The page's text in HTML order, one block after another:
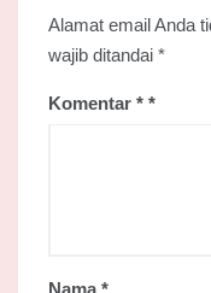
Alamat email Anda
wajib ditandai *
Komentar *